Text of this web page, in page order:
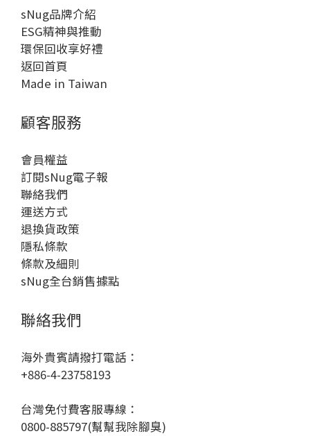
sNug品牌介紹
ESG精神與推動
環保回收享好禮
返回首頁
Made in Taiwan
顧客服務
會員權益
訂閱sNug電子報
聯絡我們
運送方式
退換貨政策
隱私條款
條款及細則
sNug全台銷售據點
聯絡我們
海外貴賓請撥打電話：
+886-4-23758193
台灣免付費客服專線：
0800-885797(幫幫我除腳臭)